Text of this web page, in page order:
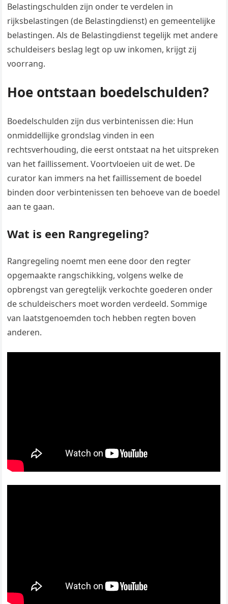
Belastingschulden zijn onder te verdelen in
rijksbelastingen (de Belastingdienst) en gemeentelijke
belastingen. Als de Belastingdienst tegelijk met andere
schuldeisers beslag legt op uw inkomen, krijgt zij
voorrang.
Hoe ontstaan boedelschulden?
Boedelschulden zijn dus verbintenissen die: Hun
onmiddellijke grondslag vinden in een
rechtsverhouding, die eerst ontstaat na het uitspreken
van het faillissement. Voortvloeien uit de wet. De
curator kan immers na het faillissement de boedel
binden door verbintenissen ten behoeve van de boedel
aan te gaan.
Wat is een Rangregeling?
Rangregeling noemt men eene door den regter
opgemaakte rangschikking, volgens welke de
opbrengst van geregtelijk verkochte goederen onder
de schuldeischers moet worden verdeeld. Sommige
van laatstgenoemden toch hebben regten boven
anderen.